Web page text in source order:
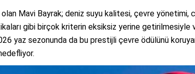
olan Mavi Bayrak; deniz suyu kalitesi, çevre yönetimi,
gibi birçok kriterin eksiksiz yerine getirilmesiyle
yaz sezonunda da bu prestijli çevre ödülünü